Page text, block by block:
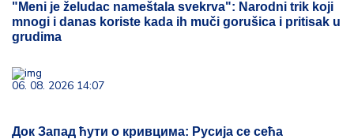
"Meni je želudac nameštala svekrva": Narodni trik koji
mnogi i danas koriste kada ih muči gorušica i pritisak u
grudima
06. 08. 2026 14:07
Док Запад ћути о кривцима: Русија се сећа